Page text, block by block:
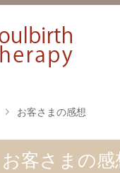
お客さまの感想
お客さまの感